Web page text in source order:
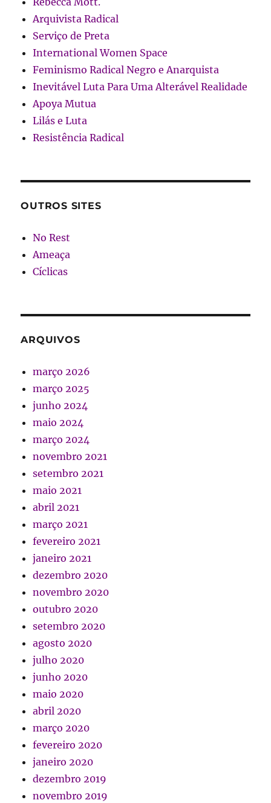
Arquivista Radical
Serviço de Preta
International Women Space
Feminismo Radical Negro e Anarquista
Inevitável Luta Para Uma Alterável Realidade
Apoya Mutua
Lilás e Luta
Resistência Radical
OUTROS SITES
No Rest
Ameaça
Cíclicas
ARQUIVOS
março 2026
março 2025
junho 2024
maio 2024
março 2024
novembro 2021
setembro 2021
maio 2021
abril 2021
março 2021
fevereiro 2021
janeiro 2021
dezembro 2020
novembro 2020
outubro 2020
setembro 2020
agosto 2020
julho 2020
junho 2020
maio 2020
abril 2020
março 2020
fevereiro 2020
janeiro 2020
dezembro 2019
novembro 2019